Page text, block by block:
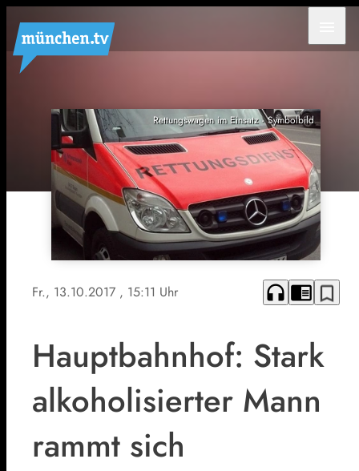
Rettungswagen im Einsatz - Symbolbild
Fr., 13.10.2017 , 15:11 Uhr headphones chrome_reader_mode bookmark_border
Hauptbahnhof: Stark
alkoholisierter Mann
rammt sich